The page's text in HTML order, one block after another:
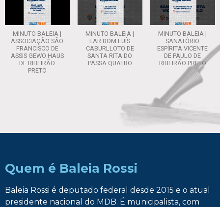
MINUTO BALEIA |
ASSOCIAÇÃO SÃO
FRANCISCO DE
ASSIS GEWO HAUS
DE RIBEIRÃO
PRETO
MINUTO BALEIA |
LAR DOM LUÍS
CABURLLOTO DE
SANTA RITA DO
PASSA QUATRO
MINUTO BALEIA |
SANATÓRIO
ESPÍRITA VICENTE
DE PAULO DE
RIBEIRÃO PRETO
Quem é Baleia Rossi
Baleia Rossi é deputado federal desde 2015 e o atual
presidente nacional do MDB. É municipalista, com